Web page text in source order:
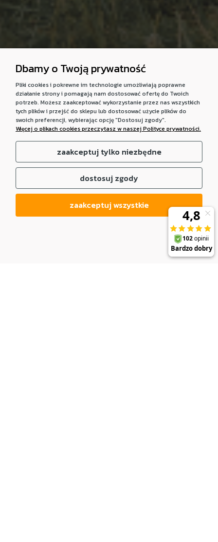
Dbamy o Twoją prywatność
Pliki cookies i pokrewne im technologie umożliwiają poprawne
działanie strony i pomagają nam dostosować ofertę do Twoich
potrzeb. Możesz zaakceptować wykorzystanie przez nas wszystkich
tych plików i przejść do sklepu lub dostosować użycie plików do
swoich preferencji, wybierając opcję "Dostosuj zgody".
Więcej o plikach cookies przeczytasz w naszej Polityce prywatności.
zaakceptuj tylko niezbędne
dostosuj zgody
zaakceptuj wszystkie